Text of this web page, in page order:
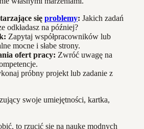
się problemy: Jakich zadań
odkładasz na później?
Zapytaj współpracowników lub
mocne i słabe strony.
ofert pracy: Zwróć uwagę na
próbny projekt lub zadanie z
to rzucić się na naukę modnych